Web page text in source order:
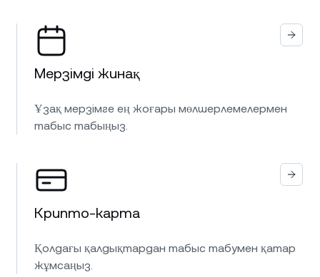
Мерзімді жинақ
Ұзақ мерзімге ең жоғары мөлшерлемелермен
табыс табыңыз.
Крипто-карта
Қолдағы қалдықтардан табыс табумен қатар
жұмсаңыз.